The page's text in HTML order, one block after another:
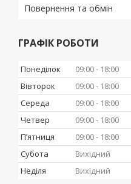
Повернення та обмін
ГРАФІК РОБОТИ
Понеділок 09:00
18:00
Вівторок
09:00
18:00
Середа
09:00
18:00
Четвер
09:00
18:00
Пʼятниця
09:00
18:00
Субота
Вихідний
Неділя
Вихідний